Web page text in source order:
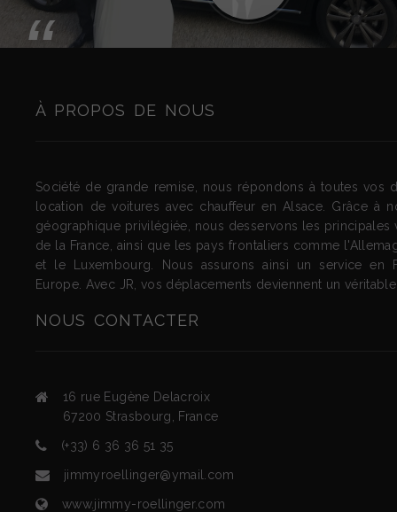
“
À PROPOS DE NOUS
Société de grande remise, nous répondons à toutes vos
location de voitures avec chauffeur en Alsace. Grâce à
géographique privilégiée, nous desservons les principales
de la France, ainsi que les pays frontaliers comme
et le Luxembourg. Nous assurons ainsi un service en
Europe. Avec JR, vos déplacements deviennent un
NOUS CONTACTER
16 rue Eugène Delacroix
67200 Strasbourg France
(+33) 6 36 36 51 35
jimmyroellinger@ymail.com
www.jimmy-roellinger.com